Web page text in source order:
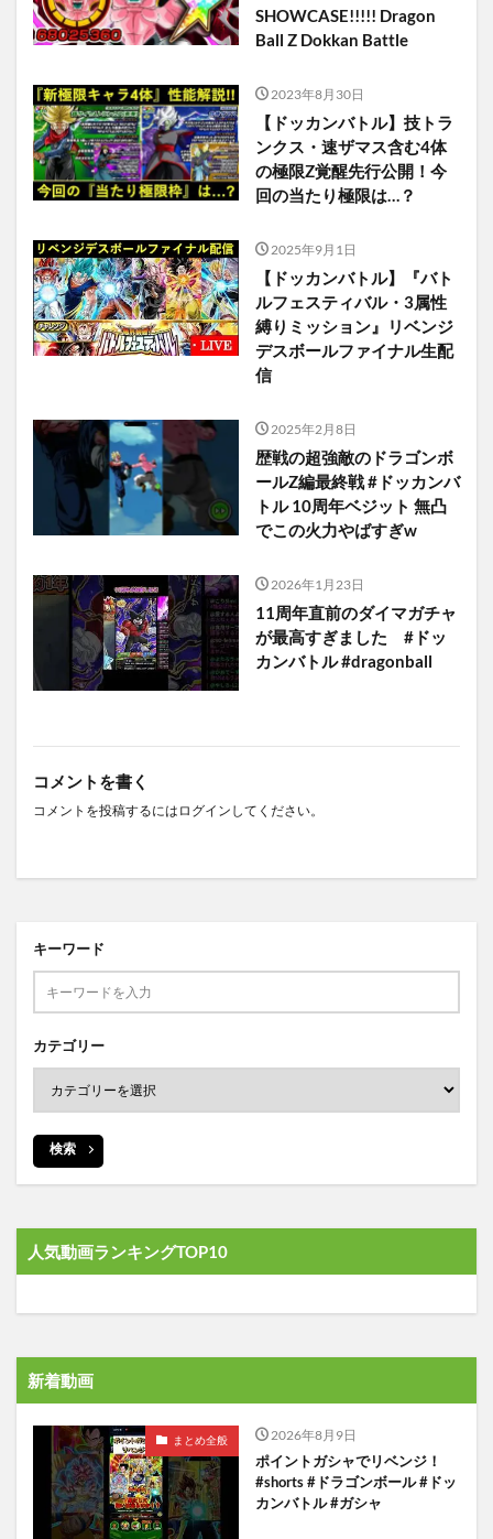
SHOWCASE!!!!! Dragon
Ball Z Dokkan Battle
2023年8月30日
【ドッカンバトル】技トラ
ンクス・速ザマス含む4体
の極限Z覚醒先行公開！今
回の当たり極限は…？
2025年9月1日
【ドッカンバトル】『バト
ルフェスティバル・3属性
縛りミッション』リベンジ
デスボールファイナル生配
信
2025年2月8日
歴戦の超強敵のドラゴンボ
ールZ編最終戦 #ドッカンバ
トル 10周年ベジット 無凸
でこの火力やばすぎw
2026年1月23日
11周年直前のダイマガチャ
が最高すぎました #ドッ
カンバトル #dragonball
コメントを書く
コメントを投稿するには ログイン してください。
キーワード
カテゴリー
検索
人気動画ランキングTOP10
新着動画
まとめ全般 2026年8月9日
ポイントガシャでリベンジ！
#shorts #ドラゴンボール #ドッ
カンバトル #ガシャ